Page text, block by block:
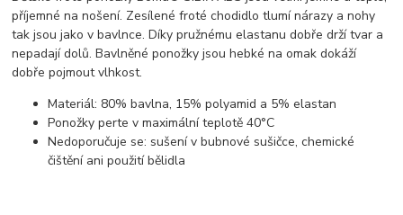
příjemné na nošení. Zesílené froté chodidlo tlumí nárazy a nohy
tak jsou jako v bavlnce. Díky pružnému elastanu dobře drží tvar a
nepadají dolů. Bavlněné ponožky jsou hebké na omak dokáží
dobře pojmout vlhkost.
Materiál: 80% bavlna, 15% polyamid a 5% elastan
Ponožky perte v maximální teplotě 40°C
Nedoporučuje se: sušení v bubnové sušičce, chemické
čištění ani použití bělidla